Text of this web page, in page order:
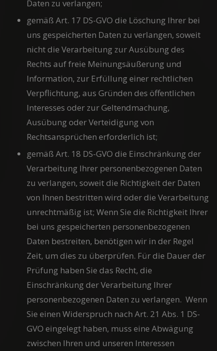
Daten zu verlangen;
gemäß Art. 17 DS-GVO die Löschung Ihrer bei
uns gespeicherten Daten zu verlangen, soweit
nicht die Verarbeitung zur Ausübung des
Rechts auf freie Meinungsäußerung und
Information, zur Erfüllung einer rechtlichen
Verpflichtung, aus Gründen des öffentlichen
Interesses oder zur Geltendmachung,
Ausübung oder Verteidigung von
Rechtsansprüchen erforderlich ist;
gemäß Art. 18 DS-GVO die Einschränkung der
Verarbeitung Ihrer personenbezogenen Daten
zu verlangen, soweit die Richtigkeit der Daten
von Ihnen bestritten wird oder die Verarbeitung
unrechtmäßig ist; Wenn Sie die Richtigkeit Ihrer
bei uns gespeicherten personenbezogenen
Daten bestreiten, benötigen wir in der Regel
Zeit, um dies zu überprüfen. Für die Dauer der
Prüfung haben Sie das Recht, die
Einschränkung der Verarbeitung Ihrer
personenbezogenen Daten zu verlangen. Wenn
Sie einen Widerspruch nach Art. 21 Abs. 1 DS-
GVO eingelegt haben, muss eine Abwägung
zwischen Ihren und unseren Interessen